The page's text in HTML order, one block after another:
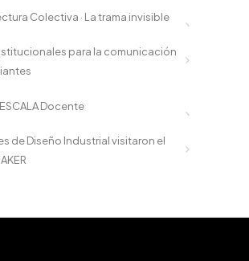
Colectiva · La trama invisible
para la comunicación
Docente
de Diseño Industrial visitaron el